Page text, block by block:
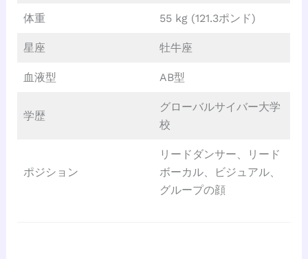
体重 55 kg (121.3ポンド)
星座 牡牛座
血液型 AB型
学歴
グローバルサイバー大学
校
ポジション
リードダンサー、リード
ボーカル、ビジュアル、
グループの顔